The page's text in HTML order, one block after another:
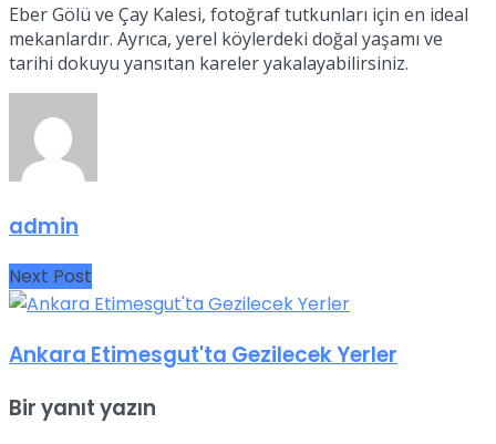
Eber Gölü ve Çay Kalesi, fotoğraf tutkunları için en ideal
mekanlardır. Ayrıca, yerel köylerdeki doğal yaşamı ve
tarihi dokuyu yansıtan kareler yakalayabilirsiniz.
admin
Next Post
Ankara Etimesgut'ta Gezilecek Yerler
Bir yanıt yazın